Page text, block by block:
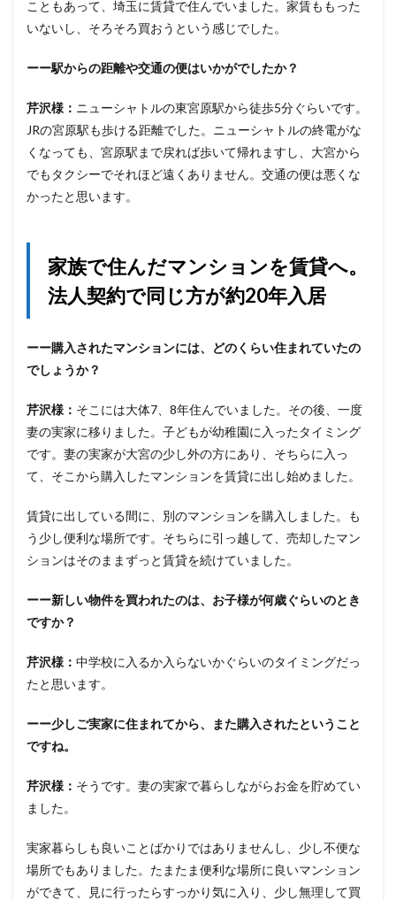
こともあって、埼玉に賃貸で住んでいました。家賃ももった
いないし、そろそろ買おうという感じでした。
ーー駅からの距離や交通の便はいかがでしたか？
芹沢様： ニューシャトルの東宮原駅から徒歩5分ぐらいです。
JRの宮原駅も歩ける距離でした。ニューシャトルの終電がな
くなっても、宮原駅まで戻れば歩いて帰れますし、大宮から
でもタクシーでそれほど遠くありません。交通の便は悪くな
かったと思います。
家族で住んだマンションを賃貸へ。
法人契約で同じ方が約20年入居
ーー購入されたマンションには、どのくらい住まれていたの
でしょうか？
芹沢様： そこには大体7、8年住んでいました。その後、一度
妻の実家に移りました。子どもが幼稚園に入ったタイミング
です。妻の実家が大宮の少し外の方にあり、そちらに入っ
て、そこから購入したマンションを賃貸に出し始めました。
賃貸に出している間に、別のマンションを購入しました。も
う少し便利な場所です。そちらに引っ越して、売却したマン
ションはそのままずっと賃貸を続けていました。
ーー新しい物件を買われたのは、お子様が何歳ぐらいのとき
ですか？
芹沢様： 中学校に入るか入らないかぐらいのタイミングだっ
たと思います。
ーー少しご実家に住まれてから、また購入されたということ
ですね。
芹沢様： そうです。妻の実家で暮らしながらお金を貯めてい
ました。
実家暮らしも良いことばかりではありませんし、少し不便な
場所でもありました。たまたま便利な場所に良いマンション
ができて、見に行ったらすっかり気に入り、少し無理して買